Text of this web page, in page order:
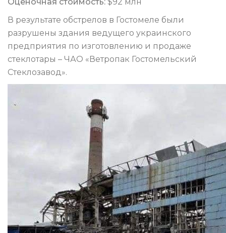
В результате обстрелов в Гостомеле были
разрушены здания ведущего украинского
предприятия по изготовлению и продаже
стеклотары – ЧАО «Ветропак Гостомельский
Стеклозавод».